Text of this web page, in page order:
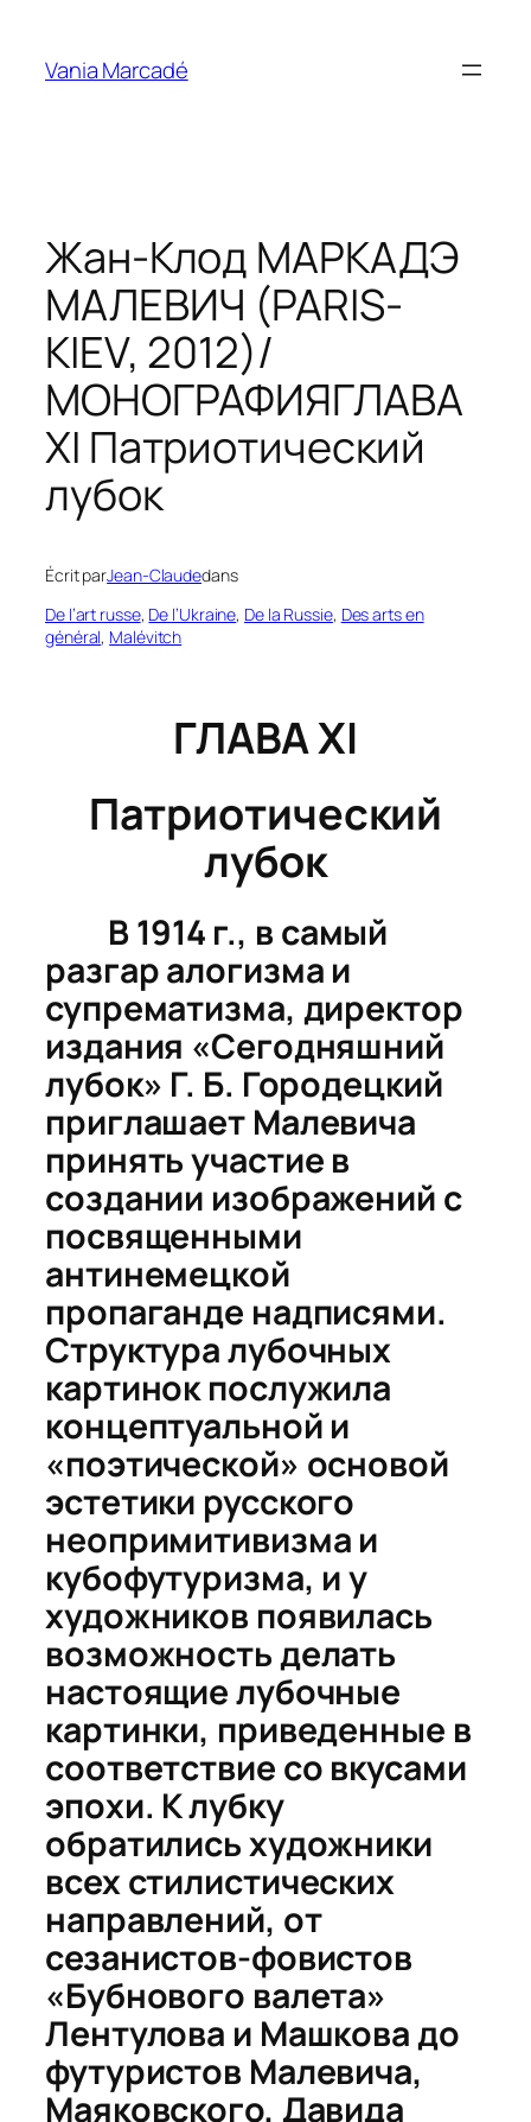
contenu
Vania Marcadé
Жан-Клод МАРКАДЭ
МАЛЕВИЧ (PARIS-
KIEV, 2012)/
МОНОГРАФИЯГЛАВА
XI Патриотический
лубок
Écrit parJean-Claudedans
De l’art russe, De l’Ukraine, De la Russie, Des arts en
général, Malévitch
ГЛАВА XI
Патриотический
лубок
В 1914 г., в самый
разгар алогизма и
супрематизма, директор
издания «Сегодняшний
лубок» Г. Б. Городецкий
приглашает Малевича
принять участие в
создании изображений с
посвященными
антинемецкой
пропаганде надписями.
Структура лубочных
картинок послужила
концептуальной и
«поэтической» основой
эстетики русского
неопримитивизма и
кубофутуризма, и у
художников появилась
возможность делать
настоящие лубочные
картинки, приведенные в
соответствие со вкусами
эпохи. К лубку
обратились художники
всех стилистических
направлений, от
сезанистов-фовистов
«Бубнового валета»
Лентулова и Машкова до
футуристов Малевича,
Маяковского, Давида